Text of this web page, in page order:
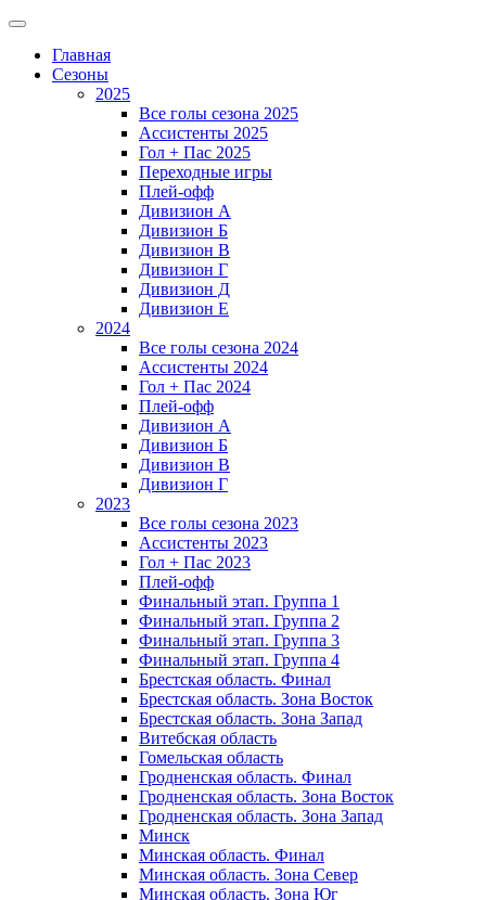
Главная
Сезоны
2025
Все голы сезона 2025
Ассистенты 2025
Гол + Пас 2025
Переходные игры
Плей-офф
Дивизион A
Дивизион Б
Дивизион В
Дивизион Г
Дивизион Д
Дивизион Е
2024
Все голы сезона 2024
Ассистенты 2024
Гол + Пас 2024
Плей-офф
Дивизион A
Дивизион Б
Дивизион В
Дивизион Г
2023
Все голы сезона 2023
Ассистенты 2023
Гол + Пас 2023
Плей-офф
Финальный этап. Группа 1
Финальный этап. Группа 2
Финальный этап. Группа 3
Финальный этап. Группа 4
Брестская область. Финал
Брестская область. Зона Восток
Брестская область. Зона Запад
Витебская область
Гомельская область
Гродненская область. Финал
Гродненская область. Зона Восток
Гродненская область. Зона Запад
Минск
Минская область. Финал
Минская область. Зона Север
Минская область. Зона Юг